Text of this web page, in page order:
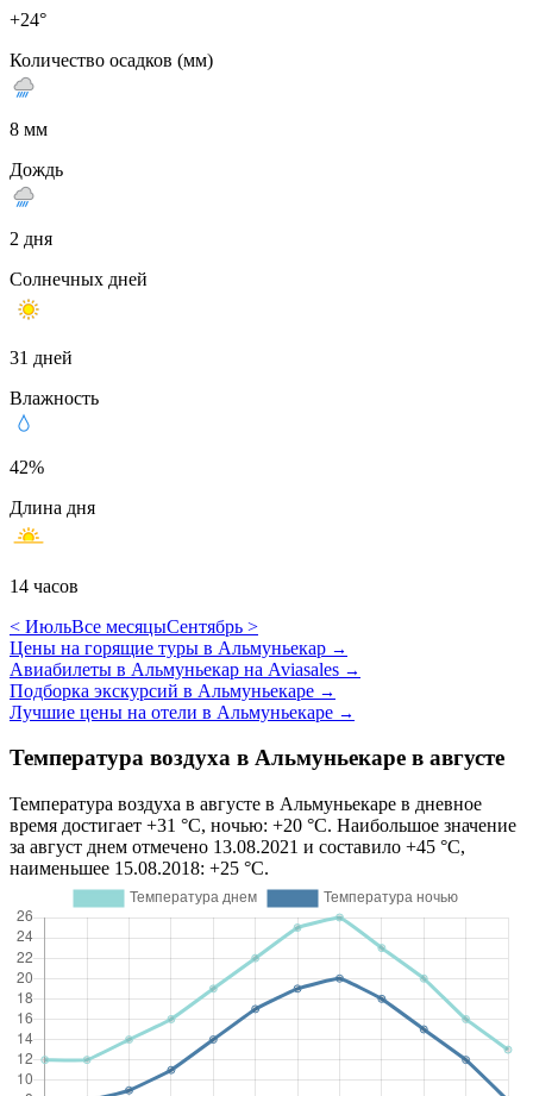
+24°
Количество осадков (мм)
8 мм
Дождь
2 дня
Солнечных дней
31 дней
Влажность
42%
Длина дня
14 часов
< ИюльВсе месяцыСентябрь >
Цены на горящие туры в Альмуньекар →
Авиабилеты в Альмуньекар на Aviasales →
Подборка экскурсий в Альмуньекаре →
Лучшие цены на отели в Альмуньекаре →
Температура воздуха в Альмуньекаре в августе
Температура воздуха в августе в Альмуньекаре в дневное
время достигает +31 °C, ночью: +20 °C. Наибольшое значение
за август днем отмечено 13.08.2021 и составило +45 °C,
наименьшее 15.08.2018: +25 °C.